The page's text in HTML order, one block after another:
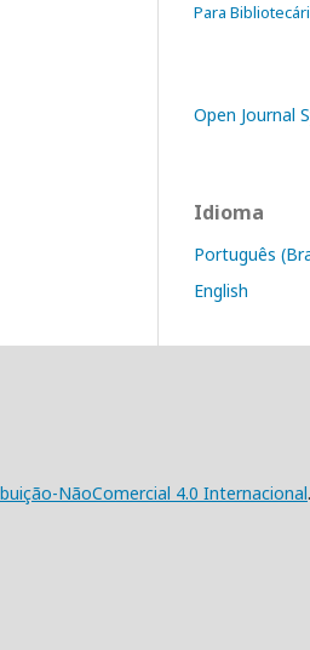
Para
Open Journal
Idioma
Português
English
NãoComercial 4.0 Internacional.